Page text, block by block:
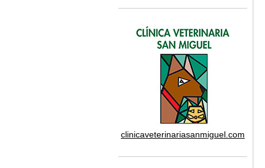
clinicaveterinariasanmiguel.com